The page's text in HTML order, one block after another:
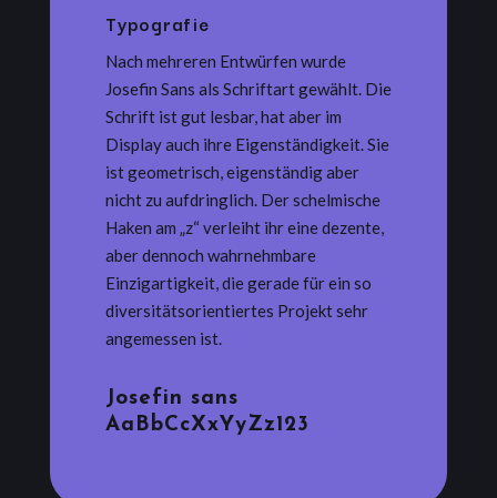
Typografie
Nach mehreren Entwürfen wurde
Josefin Sans als Schriftart gewählt. Die
Schrift ist gut lesbar, hat aber im
Display auch ihre Eigenständigkeit. Sie
ist geometrisch, eigenständig aber
nicht zu aufdringlich. Der schelmische
Haken am „z“ verleiht ihr eine dezente,
aber dennoch wahrnehmbare
Einzigartigkeit, die gerade für ein so
diversitätsorientiertes Projekt sehr
angemessen ist.
Josefin sans
AaBbCcXxYyZz123